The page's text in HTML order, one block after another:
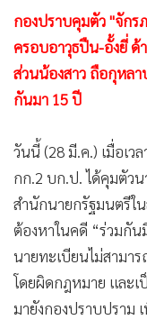
ชุมชน-คุณภาพชีวิต
• อาชญากรรม
• Motoring
• เกม
• SMEs
• หุ้น
• อินโดจีน
• กองทุนรวม
• Celeb Online
• Factcheck
• ญี่ปุ่น
กองปราบคุมตัว "จัก
ครอบอาวุธปืน-อั้งยี่
ส่วนน้องสาว ถือกุหลา
กันมา 15 ปี
วันนี้ (28 มี.ค.) เมื่อเว
กก.2 บก.ป. ได้คุมตัว
สำนักนายกรัฐมนตรีใ
ต้องหาในคดี “ร่วมกัน
นายทะเบียนไม่สามา
โดยผิดกฎหมาย และ
มายังกองปราบปราม